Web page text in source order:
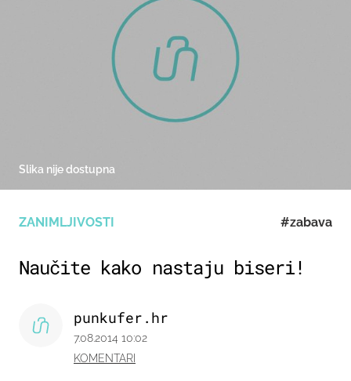
ZANIMLJIVOSTI #zabava
Naučite kako nastaju biseri!
punkufer.hr
7.08.2014 10:02
KOMENTARI
Slika nije dostupna